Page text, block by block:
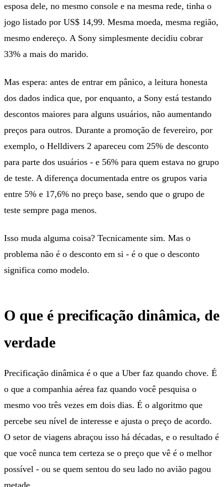
esposa dele, no mesmo console e na mesma rede, tinha o
jogo listado por US$ 14,99. Mesma moeda, mesma região,
mesmo endereço. A Sony simplesmente decidiu cobrar
33% a mais do marido.
Mas espera: antes de entrar em pânico, a leitura honesta
dos dados indica que, por enquanto, a Sony está testando
descontos maiores para alguns usuários, não aumentando
preços para outros. Durante a promoção de fevereiro, por
exemplo, o Helldivers 2 apareceu com 25% de desconto
para parte dos usuários - e 56% para quem estava no grupo
de teste. A diferença documentada entre os grupos varia
entre 5% e 17,6% no preço base, sendo que o grupo de
teste sempre paga menos.
Isso muda alguma coisa? Tecnicamente sim. Mas o
problema não é o desconto em si - é o que o desconto
significa como modelo.
O que é precificação dinâmica, de
verdade
Precificação dinâmica é o que a Uber faz quando chove. É
o que a companhia aérea faz quando você pesquisa o
mesmo voo três vezes em dois dias. É o algoritmo que
percebe seu nível de interesse e ajusta o preço de acordo.
O setor de viagens abraçou isso há décadas, e o resultado é
que você nunca tem certeza se o preço que vê é o melhor
possível - ou se quem sentou do seu lado no avião pagou
metade.